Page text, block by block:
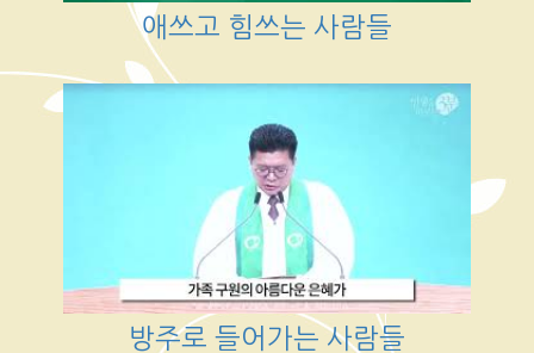
애쓰고 힘쓰는 사람들
방주로 들어가는 사람들